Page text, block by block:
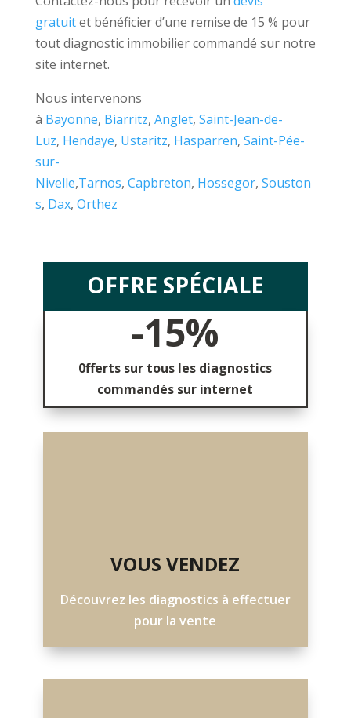
gratuitet bénéficier d’une remise de 15 % pour
tout diagnostic immobilier commandé sur notre
site internet.
Nous intervenons
à Bayonne, Biarritz, Anglet, Saint-Jean-de-
Luz, Hendaye, Ustaritz, Hasparren, Saint-Pée-
sur-
Nivelle,Tarnos, Capbreton, Hossegor, Souston
s, Dax, Orthez
OFFRE SPÉCIALE
-15%
0fferts sur tous les diagnostics
commandés sur internet
VOUS VENDEZ
Découvrez les diagnostics à effectuer
pour la vente